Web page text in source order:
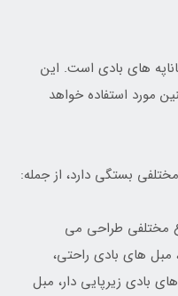
های بادی است. این
مورد استفاده خواهد
بستگی دارد، از جمله:
مختلفی طراحی می
مبل های بادی راحتی،
بادی زیرپایی دار، مبل